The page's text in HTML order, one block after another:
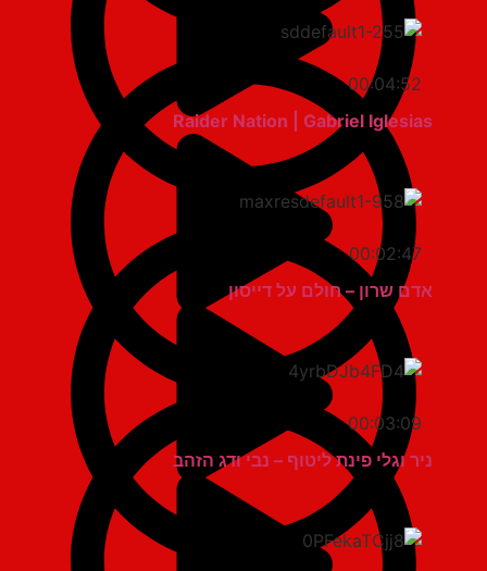
00:04:52
Raider Nation | Gabriel Iglesias
00:02:47
אדם שרון – חולם על דייסון
00:03:09
ניר וגלי פינת ליטוף – נבי ודג הזהב